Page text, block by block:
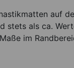
auf
stets als ca.
im